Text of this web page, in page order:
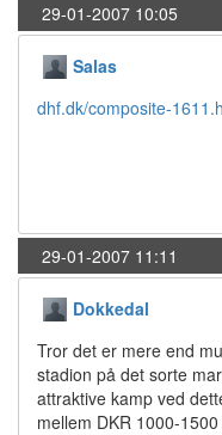
29-01-2007 10:05
Salas
dhf.dk/composite-
29-01-2007 11:11
Dokkedal
Tror det er mere end
stadion på det sorte
attraktive kamp ved
mellem DKR 1000-